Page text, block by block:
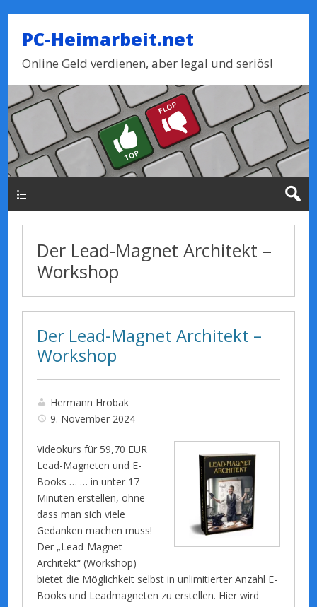
PC-Heimarbeit.net
Online Geld verdienen, aber legal und seriös!
Der Lead-Magnet Architekt –
Workshop
Der Lead-Magnet Architekt –
Workshop
Hermann Hrobak
9. November 2024
Videokurs für 59,70 EUR
Lead-Magneten und E-
Books … … in unter 17
Minuten erstellen, ohne
dass man sich viele
Gedanken machen muss!
Der „Lead-Magnet
Architekt“ (Workshop)
bietet die Möglichkeit selbst in unlimitierter Anzahl E-
Books und Leadmagneten zu erstellen. Hier wird